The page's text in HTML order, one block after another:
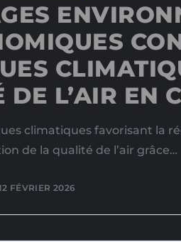
DE L’AIR EN
climatiques favorisant la
de la qualité de l’air grâce…
FÉVRIER 2026